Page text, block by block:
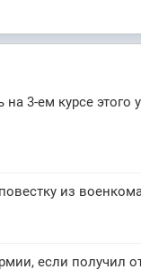
3-ем курсе этого
из
если получил